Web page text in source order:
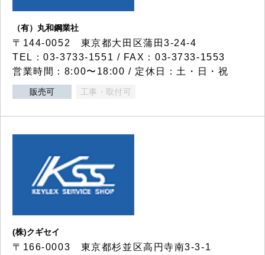
（有）丸和鋼業社
〒144-0052 東京都大田区蒲田3-24-4
TEL：03-3733-1551 / FAX：03-3733-1553
営業時間：8:00〜18:00 / 定休日：土・日・祝
販売可 工事・取付可
(株)クギセイ
〒166-0003 東京都杉並区高円寺南3-3-1